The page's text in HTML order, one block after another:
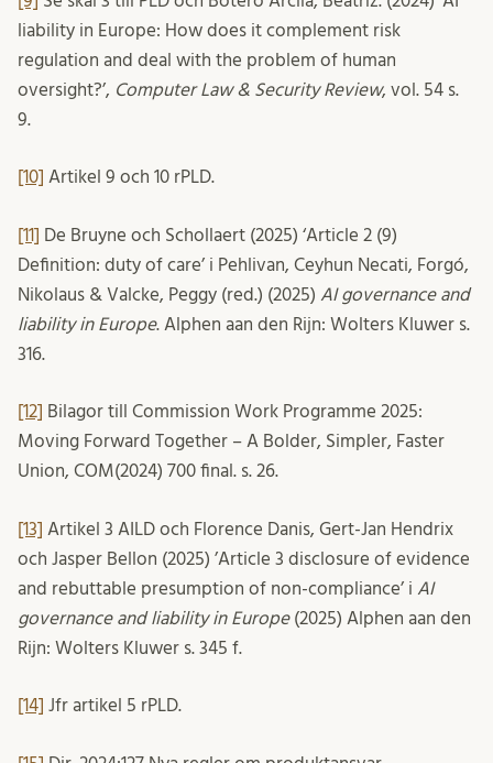
liability in Europe: How does it complement risk
regulation and deal with the problem of human
oversight?’, Computer Law & Security Review, vol. 54 s.
9.
[10] Artikel 9 och 10 rPLD.
[11] De Bruyne och Schollaert (2025) ‘Article 2 (9)
Definition: duty of care’ i Pehlivan, Ceyhun Necati, Forgó,
Nikolaus & Valcke, Peggy (red.) (2025) AI governance and
liability in Europe. Alphen aan den Rijn: Wolters Kluwer s.
316.
[12] Bilagor till Commission Work Programme 2025:
Moving Forward Together – A Bolder, Simpler, Faster
Union, COM(2024) 700 final. s. 26.
[13] Artikel 3 AILD och Florence Danis, Gert-Jan Hendrix
och Jasper Bellon (2025) ’Article 3 disclosure of evidence
and rebuttable presumption of non-compliance’ i AI
governance and liability in Europe(2025) Alphen aan den
Rijn: Wolters Kluwer s. 345 f.
[14] Jfr artikel 5 rPLD.